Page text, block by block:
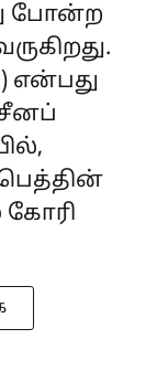
போன்ற
என்பது
கோரி